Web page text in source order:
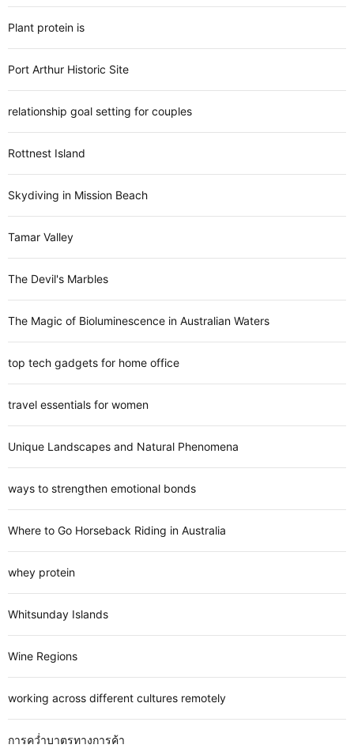
Plant protein is
Port Arthur Historic Site
relationship goal setting for couples
Rottnest Island
Skydiving in Mission Beach
Tamar Valley
The Devil's Marbles
The Magic of Bioluminescence in Australian Waters
top tech gadgets for home office
travel essentials for women
Unique Landscapes and Natural Phenomena
ways to strengthen emotional bonds
Where to Go Horseback Riding in Australia
whey protein
Whitsunday Islands
Wine Regions
working across different cultures remotely
การคว่ำบาตรทางการค้า